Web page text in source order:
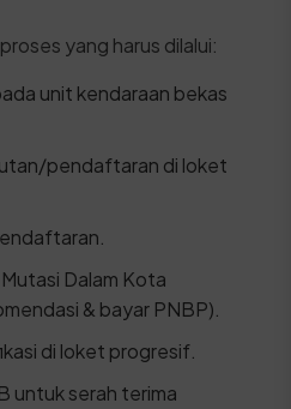
yang harus dilalui:
unit kendaraan bekas
pendaftaran di loket
Dalam Kota
& bayar PNBP).
di loket progresif.
untuk serah terima